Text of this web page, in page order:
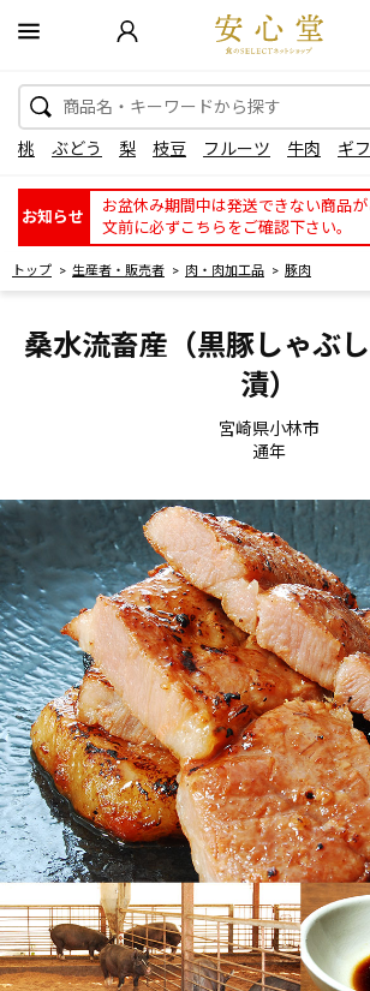
桃 ぶどう 梨 枝豆 フルーツ 牛肉 ギ
お知らせ
お盆休み期間中は発送できない商品
文前に必ずこちらをご確認下さい。
トップ 生産者・販売者 肉・肉加工品 豚肉
桑水流畜産（黒豚しゃぶ
漬）
宮崎県小林市
通年